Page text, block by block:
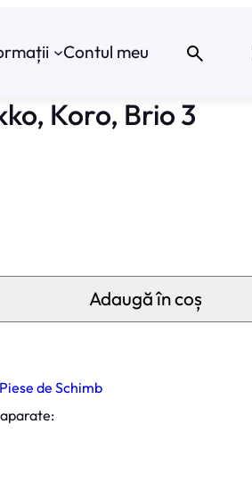
Contul meu
Koro, Brio 3
Adaugă în coș
Piese de Schimb